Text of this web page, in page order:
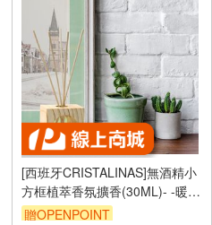
[西班牙CRISTALINAS]無酒精小
方框植萃香氛擴香(30ML)- -暖香
茉莉【去味加強版】
贈OPENPOINT